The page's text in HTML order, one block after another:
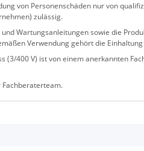
von Personenschäden nur von
zulässig.
Wartungsanleitungen sowie die
Verwendung gehört die
400 V) ist von einem anerkannten
Fachberaterteam.